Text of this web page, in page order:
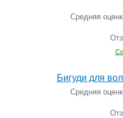
Средняя
Бигуди для
Средняя